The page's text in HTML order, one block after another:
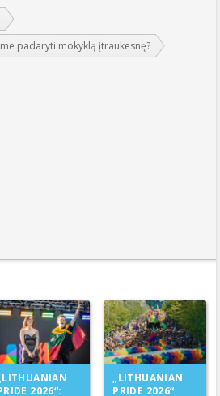
padaryti mokyklą įtraukesnę?
2026“:
„LITHUANIAN
PRIDE 2026“